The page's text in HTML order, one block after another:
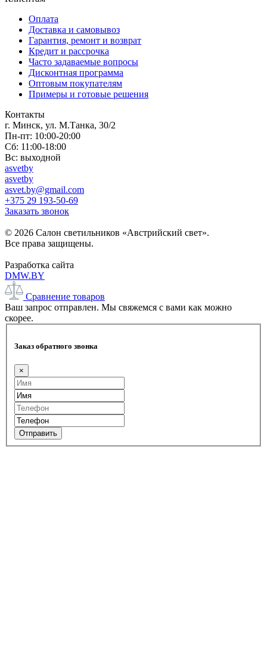
Оплата
Доставка и самовывоз
Гарантия, ремонт и возврат
Кредит и рассрочка
Часто задаваемые вопросы
Дисконтная программа
Оптовым покупателям
Примеры и готовые решения
Контакты
г. Минск, ул. М.Танка, 30/2
Пн-пт: 10:00-20:00
Сб: 11:00-18:00
Вс: выходной
asvetby
asvetby
asvet.by@gmail.com
+375 29 193-50-69
Заказать звонок
© 2026 Салон светильников «Австрийский свет».
Все права защищены.
Разработка сайта
DMW.BY
Сравнение товаров
Ваш запрос отправлен. Мы свяжемся с вами как можно
скорее.
Заказ обратного звонка
×
Отправить